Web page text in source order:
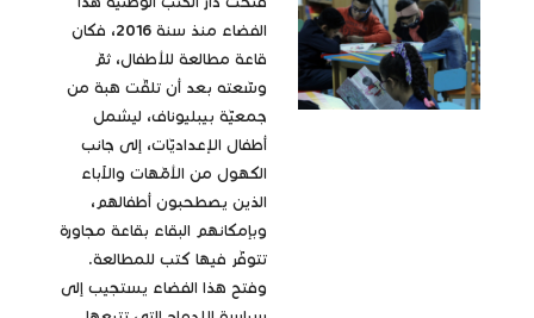
الفضاء منذ سنة 2016، فكان
قاعة مطالعة للأطفال، ثمّ
وسّعته بعد أن تلقّت هبة من
جمعيّة بيبليوناف، ليشمل
أطفال الإعداديّات، إلى جانب
الكهول من الأمّهات والآباء
الذين يصطحبون أطفالهم،
وبإمكانهم البقاء بقاعة مجاورة
تتوفّر فيها كتب للمطالعة.
وفتح هذا الفضاء يستجيب إلى